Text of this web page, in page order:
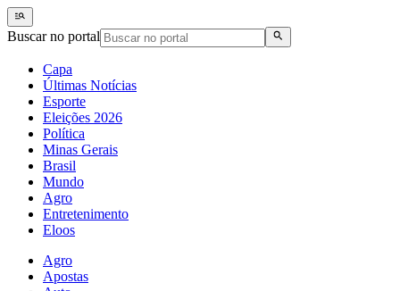
Buscar no portal
Capa
Últimas Notícias
Esporte
Eleições 2026
Política
Minas Gerais
Brasil
Mundo
Agro
Entretenimento
Eloos
Agro
Apostas